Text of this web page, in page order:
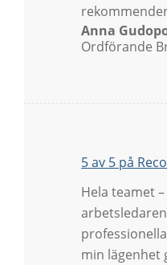
Anna
Ordförande
5 av 5 på Reco
Hela teamet
min lägenhet